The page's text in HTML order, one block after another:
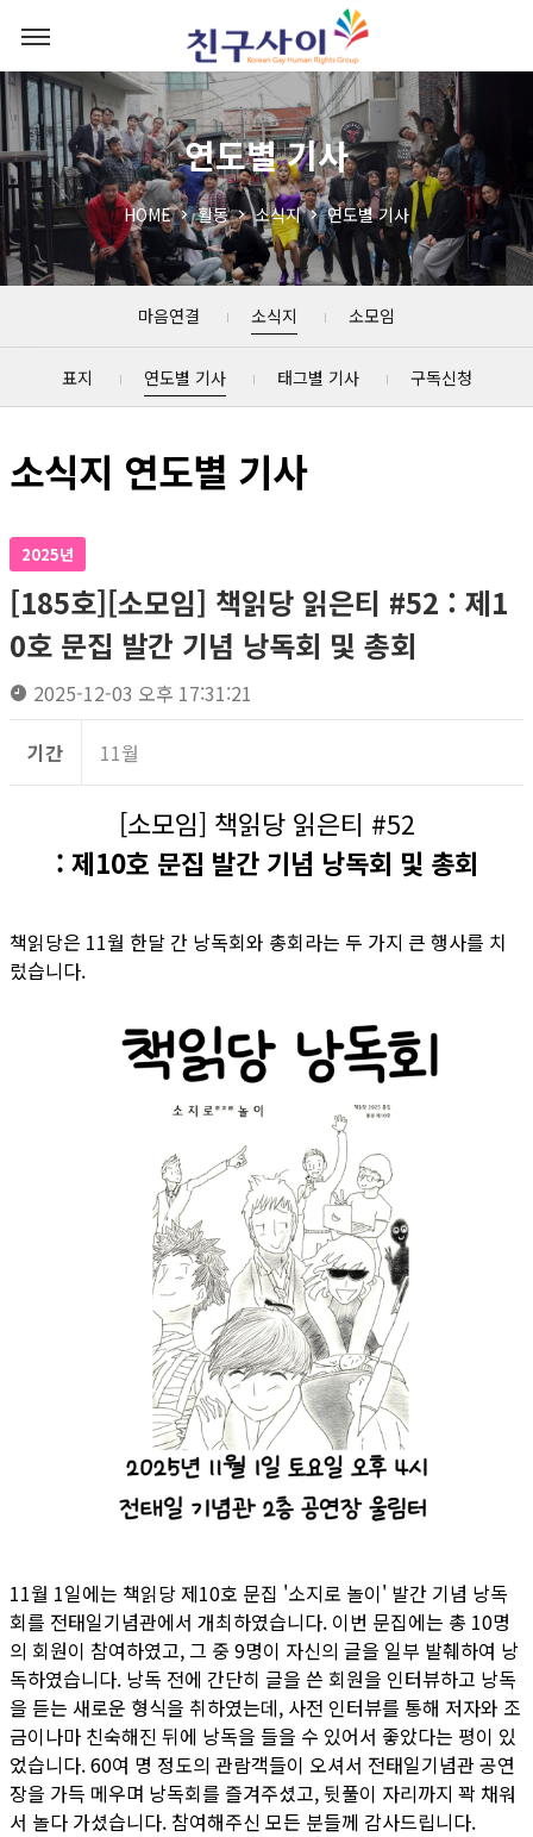
연도별 기사
HOME 활동 소식지 연도별 기사
마음연결 소식지 소모임
표지 연도별 기사 태그별 기사 구독신청
소식지 연도별 기사
2025년
[185호][소모임] 책읽당 읽은티 #52 : 제1
0호 문집 발간 기념 낭독회 및 총회
2025-12-03 오후 17:31:21
기간 11월
[소모임] 책읽당 읽은티 #52
: 제10호 문집 발간 기념 낭독회 및 총회
책읽당은 11월 한달 간 낭독회와 총회라는 두 가지 큰 행사를 치
렀습니다.
11월 1일에는 책읽당 제10호 문집 '소지로 놀이' 발간 기념 낭독
회를 전태일기념관에서 개최하였습니다. 이번 문집에는 총 10명
의 회원이 참여하였고, 그 중 9명이 자신의 글을 일부 발췌하여 낭
독하였습니다. 낭독 전에 간단히 글을 쓴 회원을 인터뷰하고 낭독
을 듣는 새로운 형식을 취하였는데, 사전 인터뷰를 통해 저자와 조
금이나마 친숙해진 뒤에 낭독을 들을 수 있어서 좋았다는 평이 있
었습니다. 60여 명 정도의 관람객들이 오셔서 전태일기념관 공연
장을 가득 메우며 낭독회를 즐겨주셨고, 뒷풀이 자리까지 꽉 채워
서 놀다 가셨습니다. 참여해주신 모든 분들께 감사드립니다.